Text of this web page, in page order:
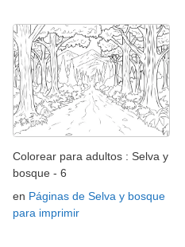
Colorear para adultos : Selva y
bosque - 6
en Páginas de Selva y bosque
para imprimir